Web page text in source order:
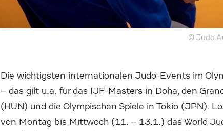
© Judo
Die wichtigsten internationalen Judo-Events im
– das gilt u.a. für das IJF-Masters in Doha, den
(HUN) und die Olympischen Spiele in Tokio (JPN).
von Montag bis Mittwoch (11. – 13.1.) das World